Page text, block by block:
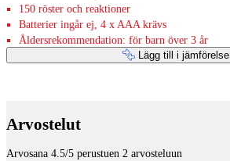
150 röster och reaktioner
Batterier ingår ej, 4 x AAA krävs
Åldersrekommendation: för barn över 3 år
Lägg till i jämförelse
Arvostelut
Arvosana 4.5/5 perustuen 2 arvosteluun